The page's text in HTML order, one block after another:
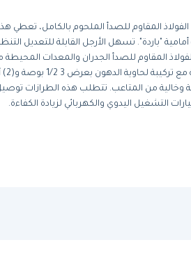
المقاوم للصدأ الملحوم بالكامل، تعطي
"باردة". تسهل الأرجل القابلة للتعديل
المقاوم للصدأ الجدران والمعدات
التشغيل اليدوي والكهربائي لزيادة الكفاءة.